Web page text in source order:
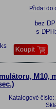
Přidat do
bez
s
ks
M10,
Katalogové číslo: